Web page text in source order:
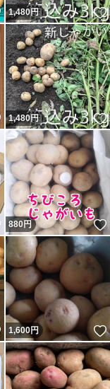
いいね！
1,480円
いいね！
1,480円
いいね！
880円
いいね！
1,600円